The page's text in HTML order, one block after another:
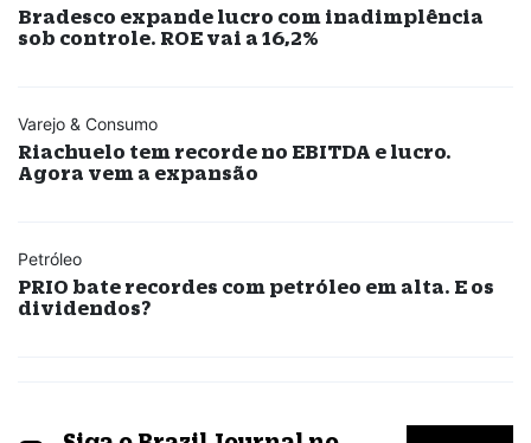
Bradesco expande lucro com inadimplência
sob controle. ROE vai a 16,2%
Varejo & Consumo
Riachuelo tem recorde no EBITDA e lucro.
Agora vem a expansão
Petróleo
PRIO bate recordes com petróleo em alta. E os
dividendos?